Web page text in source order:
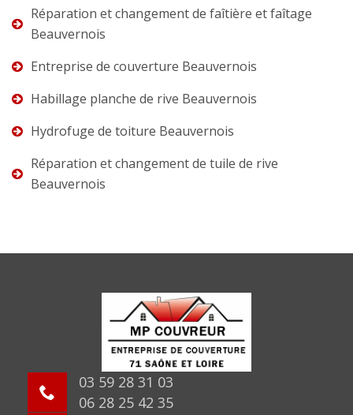
Réparation et changement de faîtière et faîtage
Beauvernois
Entreprise de couverture Beauvernois
Habillage planche de rive Beauvernois
Hydrofuge de toiture Beauvernois
Réparation et changement de tuile de rive
Beauvernois
03 59 28 31 03
06 28 25 42 35